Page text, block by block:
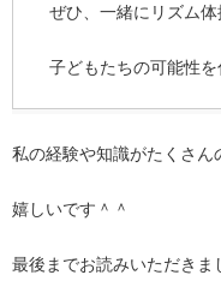
ぜひ、一緒にリズム体
子どもたちの可能性を
私の経験や知識がたくさん
嬉しいです＾＾
最後までお読みいただきま